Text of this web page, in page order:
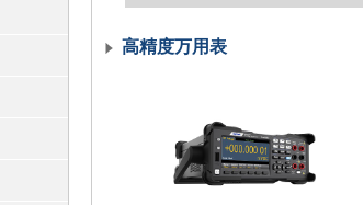
高精度万用表